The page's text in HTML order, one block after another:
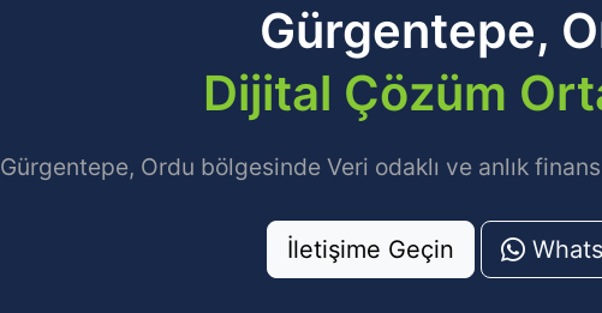
Gürgentepe,
Dijital Çözüm
Gürgentepe, Ordu bölgesinde Veri odaklı ve anlık
İletişime Geçin